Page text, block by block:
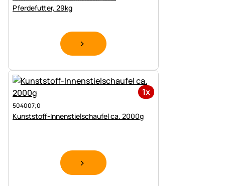
Pferdefutter, 29kg
1x
504007;0
Kunststoff-Innenstielschaufel ca. 2000g